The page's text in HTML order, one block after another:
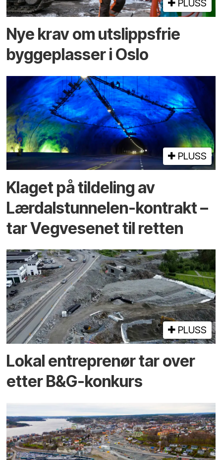
PLUSS
Nye krav om utslippsfrie
byggeplasser i Oslo
PLUSS
Klaget på tildeling av
Lærdalstunnelen-kontrakt –
tar Vegvesenet til retten
PLUSS
Lokal entreprenør tar over
etter B&G-konkurs